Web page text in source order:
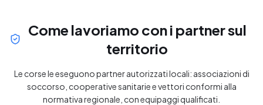
Come lavoriamo con i partner sul
territorio
Le corse le eseguono partner autorizzati locali: associazioni di
soccorso, cooperative sanitarie e vettori conformi alla
normativa regionale, con equipaggi qualificati.